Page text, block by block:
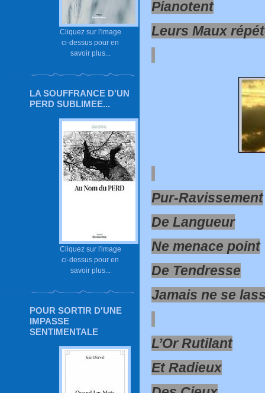
Cliquez sur l'image
ci-dessus pour en
savoir plus...
LA SOUFFRANCE D'UN
PERD SUBLIMEE...
Cliquez sur l'image
ci-dessus pour en
savoir plus...
POUR SORTIR D'UNE
IMPASSE
SENTIMENTALE
Pianotent
Leurs Maux
Pur-Ravissement
De Langueur
Ne menace point
De Tendresse
Jamais ne se
L’Or Rutilant
Et Radieux